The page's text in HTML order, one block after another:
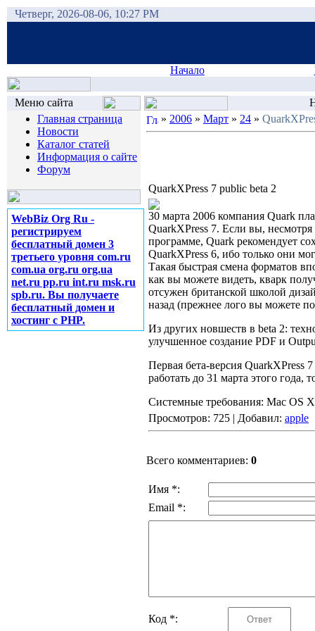
Четверг, 2026-08-06, 10:27 PM
Начало
Меню сайта
Главная страница
Новости
Каталог статей
Информация о сайте
Форум
WebBiz Org Ru -
регистрируем
бесплатный домен 3
третьего уровня com.ru
com.ua org.ru org.ua
net.ru pp.ru int.ru msk.ru
spb.ru. Вы получаете
бесплатный домен и
хостинг с PHP.
» 2006 » Март » 24 »
QuarkXPress 7 public beta 2
30 марта 2006 компания Quark
QuarkXPress 7. Если вы, несмотря
программе, Quark рекомендует
QuarkXPress 6, ибо только они
Такая быстрая смена форматов
как вы можете видеть, кварк
отсужен британской школой
назад (прежнее лого вы можете
Из других новшеств в beta 2:
улучшенное создание PDF и
Первая бета-версия QuarkXPress
работать до 31 марта этого года,
Системные требования: Mac OS
Просмотров: 725 | Добавил: apple
Всего комментариев: 0
Имя *:
Email *:
Код *: